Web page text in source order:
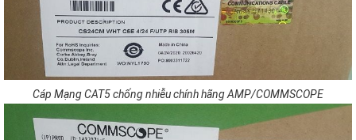
Cáp Mạng CAT5 chống nhiễu chính hãng AMP/COMMSCOPE